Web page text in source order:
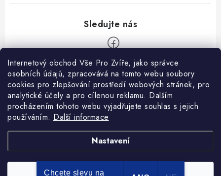
Internetový obchod Vše Pro Zvíře, jako správce
osobních údajů, zpracovává na tomto webu soubory
cookies pro zlepšování prostředí webových stránek, pro
analytické účely a pro cílenou reklamu. Dalším
procházením tohoto webu vyjadřujete souhlas s jejich
používáním. Další informace
Nastavení
Informace pro Vás
Ceník dopravy
Kontakty
Obchodní podmínky
Podmínky ochrany osobních údajů
Heuréka recenze
Chcete slevu na